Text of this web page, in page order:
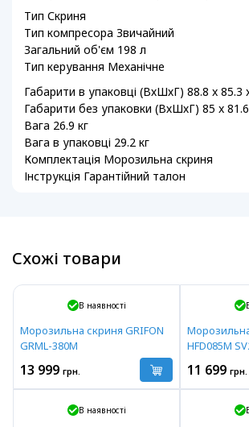
Тип Скриня
Тип компресора Звичайний
Загальний об'єм 198 л
Тип керування Механічне
Габарити в упаковці (ВхШхГ) 88.8 x 85.3
Габарити без упаковки (ВхШхГ) 85 x
Вага 26.9 кг
Вага в упаковці 29.2 кг
Комплектація Морозильна скриня
Інструкція Гарантійний талон
Схожі товари
В наявності
Морозильна скриня GRIFON
GRML-380M
13 999 грн.
Морозильна
HFD085M
11 699 грн.
В наявності